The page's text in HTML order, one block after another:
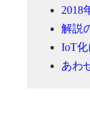
2018
解説
IoT化
あわ